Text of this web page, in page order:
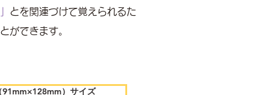
とを関連づけて覚えられるた
ができます。
）サイズ